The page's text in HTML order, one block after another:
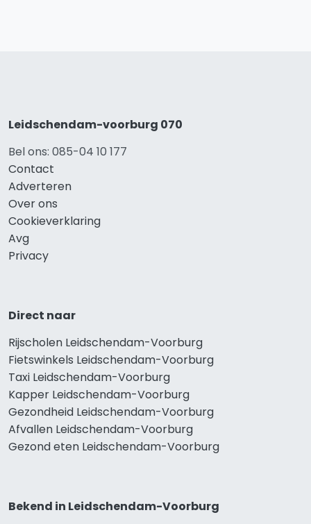
Leidschendam-voorburg 070
Bel ons: 085-04 10 177
Contact
Adverteren
Over ons
Cookieverklaring
Avg
Privacy
Direct naar
Rijscholen Leidschendam-Voorburg
Fietswinkels Leidschendam-Voorburg
Taxi Leidschendam-Voorburg
Kapper Leidschendam-Voorburg
Gezondheid Leidschendam-Voorburg
Afvallen Leidschendam-Voorburg
Gezond eten Leidschendam-Voorburg
Bekend in Leidschendam-Voorburg